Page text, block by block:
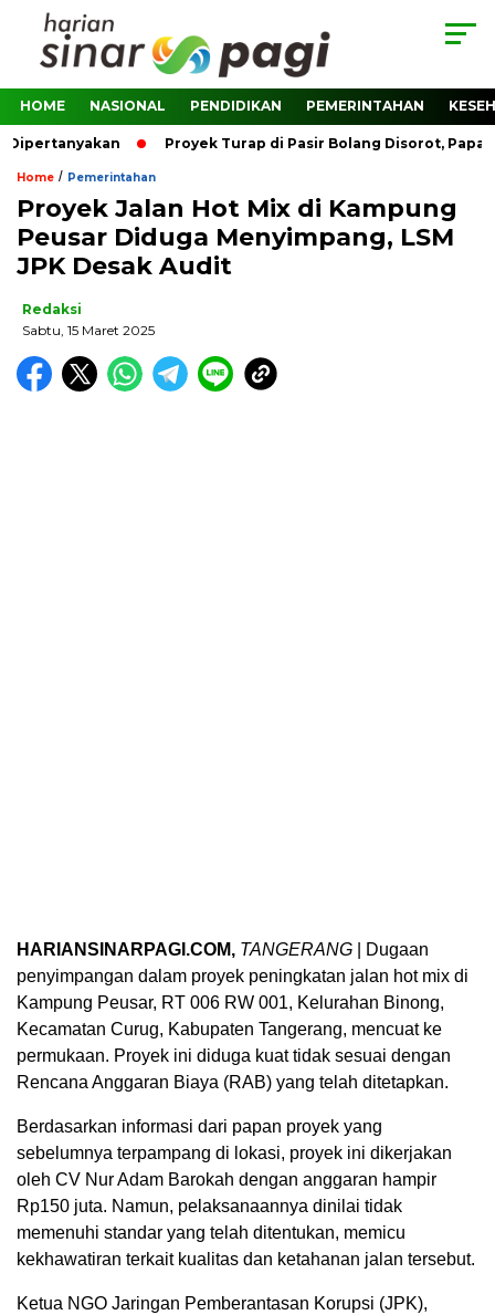
HOME NASIONAL PENDIDIKAN PEMERINTAHAN
Proyek Turap di Pasir Bolang Disorot, Papan
Home / Pemerintahan
Proyek Jalan Hot Mix di Kampung
Peusar Diduga Menyimpang, LSM
JPK Desak Audit
Redaksi
Sabtu, 15 Maret 2025
HARIANSINARPAGI.COM, TANGERANG | Dugaan
penyimpangan dalam proyek peningkatan jalan hot mix di
Kampung Peusar, RT 006 RW 001, Kelurahan Binong,
Kecamatan Curug, Kabupaten Tangerang, mencuat ke
permukaan. Proyek ini diduga kuat tidak sesuai dengan
Rencana Anggaran Biaya (RAB) yang telah ditetapkan.
Berdasarkan informasi dari papan proyek yang
sebelumnya terpampang di lokasi, proyek ini dikerjakan
oleh CV Nur Adam Barokah dengan anggaran hampir
Rp150 juta. Namun, pelaksanaannya dinilai tidak
memenuhi standar yang telah ditentukan, memicu
kekhawatiran terkait kualitas dan ketahanan jalan tersebut.
Ketua NGO Jaringan Pemberantasan Korupsi (JPK),